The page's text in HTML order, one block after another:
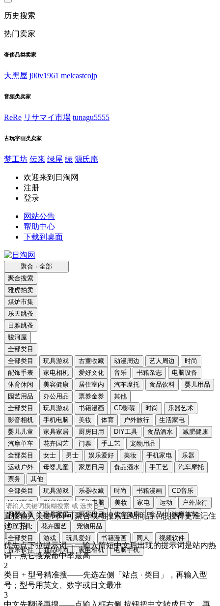
历史搜索
热门卖家
奢侈品类卖家
大黑屋 j00v1961 melcastcojp
音频类卖家
ReRe リサマイ市場 tunagu5555
古玩字画类卖家
梦工坊 伝来 绿屋 绿 源氏庵
欢迎来到日淘网
注册
登录
网站公告
帮助中心
下载到桌面
聚合 · 全部
聚合搜索
雅虎拍卖
煤炉市集
乐天跳蚤
日雅跳蚤
骏河屋
全部类目
全部类目
玩具游戏 古董收藏 动漫周边 艺人周边
时尚
配饰手表
家电相机 爱好文化 音乐 书籍杂志
电脑设备
体育休闲
美容健康 居住室内 汽车摩托 食品饮料
婴儿用品
园艺用品
办公用品 票券金券
其他
全部类目
玩具游戏 书籍漫画 CD影碟 时尚
乐器艺术
影音相机
手机电脑 美妆 体育 户外旅行
生活家电
婴儿儿童
家具家居 厨房日用 DIY工具 食品酒水
减肥健康
汽摩单车
花卉园艺 门票 手工艺
宠物用品
全部类目
女士 男士 娱乐爱好 美妆 手机家电
乐器
运动户外
母婴儿童 家居日用 食品酒水 手工艺
汽车摩托
票务
其他
全部类目
玩具游戏 乐器收藏 时尚 书籍漫画
CD音乐
DVD影像
影音摄影 手机电脑 美妆 家电 运动
户外旅行
母婴儿童
家具家居 厨房日用 饮食健康 食品
汽摩单车
DIY工具
花卉园艺
宠物用品
全部类目
游戏 玩具爱好 书籍漫画 同人
视频软件
音乐软件
商品时尚 家电相机 电脑手机
直接输入关键词即可聚合模糊搜索五站商品，想搜得更准记住
这三招：
1
优先点下拉提示词——输入简短中文后出现的提示词是站内热
词，点它搜索命中率最高
2
类目 + 型号精准搜——先选左侧「站点 · 类目」，再输入型
号；型号用英文、数字或日文最准
3
中文先翻译再搜——点输入框右侧 按钮把中文转成日文 ，再